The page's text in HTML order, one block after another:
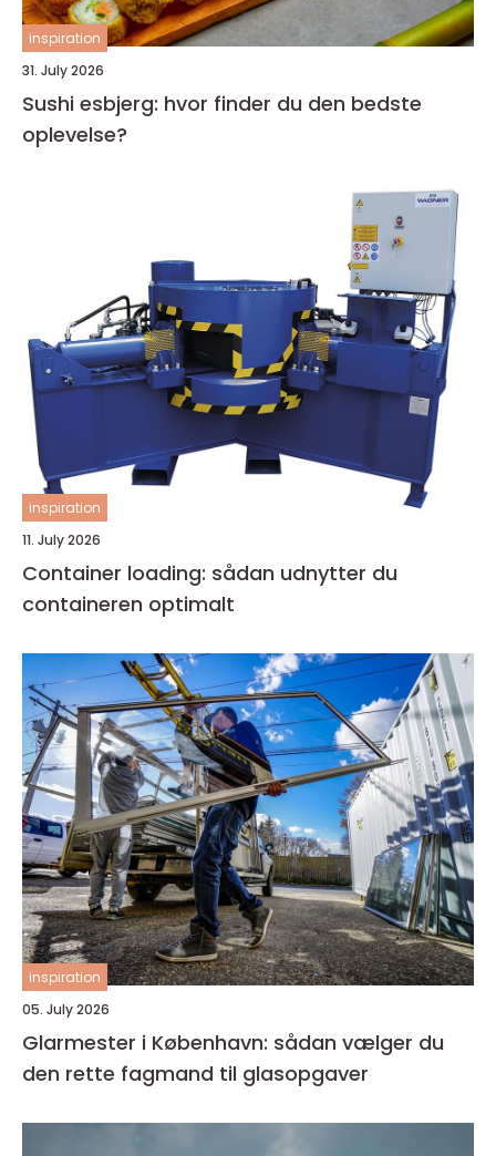
inspiration
31. July 2026
Sushi esbjerg: hvor finder du den bedste
oplevelse?
inspiration
11. July 2026
Container loading: sådan udnytter du
containeren optimalt
inspiration
05. July 2026
Glarmester i København: sådan vælger du
den rette fagmand til glasopgaver